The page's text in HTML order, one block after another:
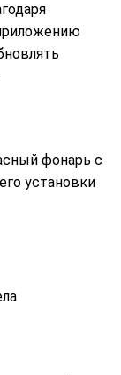
фонарь с
установки